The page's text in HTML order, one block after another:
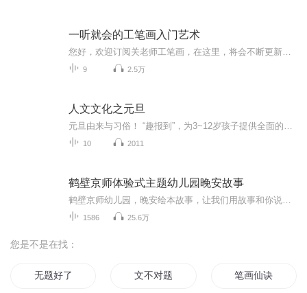
一听就会的工笔画入门艺术
9 2.5万
人文文化之元旦
10 2011
鹤壁京师体验式主题幼儿园晚安故事
1586 25.6万
您是不是在找：
无题好了 文不对题 笔画仙诀